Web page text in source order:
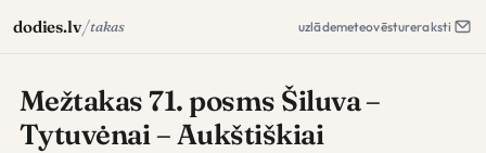
dodies.lv/takas uzlādemeteovēstureraksti
Mežtakas 71. posms Šiluva –
Tytuvėnai – Aukštiškiai